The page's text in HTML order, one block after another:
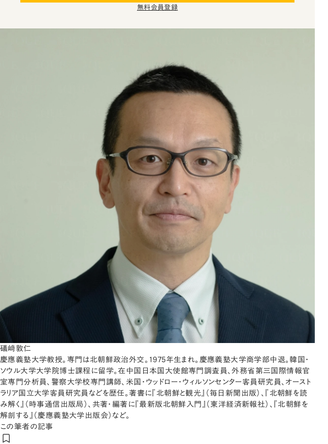
無料会員登録
礒﨑敦仁
慶應義塾大学教授。専門は北朝鮮政治外交。1975年生まれ。慶應義塾大学商学部中退。韓国・
ソウル大学大学院博士課程に留学。在中国日本国大使館専門調査員、外務省第三国際情報官
室専門分析員、警察大学校専門講師、米国・ウッドロー・ウィルソンセンター客員研究員、オースト
ラリア国立大学客員研究員などを歴任。著書に『北朝鮮と観光』（毎日新聞出版）、『北朝鮮を読
み解く』（時事通信出版局）、共著・編著に『最新版北朝鮮入門』（東洋経済新報社）、『北朝鮮を
解剖する』（慶應義塾大学出版会）など。
この筆者の記事